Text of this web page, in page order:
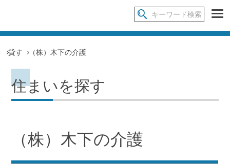
貸す （株）木下の介護
住まいを探す
（株）木下の介護